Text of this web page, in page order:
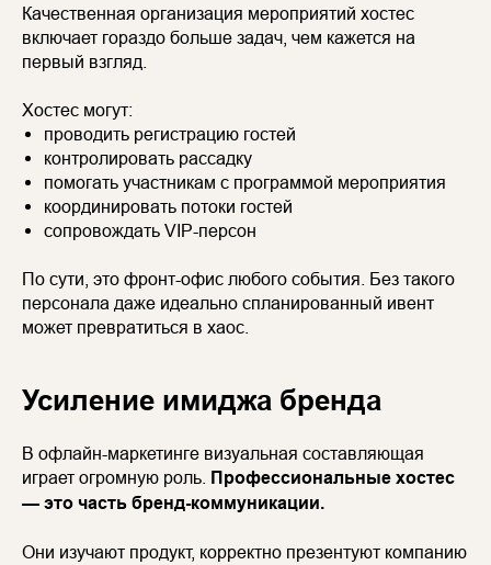
Качественная организация мероприятий хостес
включает гораздо больше задач, чем кажется на
первый взгляд.
Хостес могут:
проводить регистрацию гостей
контролировать рассадку
помогать участникам с программой мероприятия
координировать потоки гостей
сопровождать VIP-персон
По сути, это фронт-офис любого события. Без такого
персонала даже идеально спланированный ивент
может превратиться в хаос.
Усиление имиджа бренда
В офлайн-маркетинге визуальная составляющая
играет огромную роль.
Профессиональные хостес
— это часть бренд-коммуникации.
Они изучают продукт, корректно презентуют компанию